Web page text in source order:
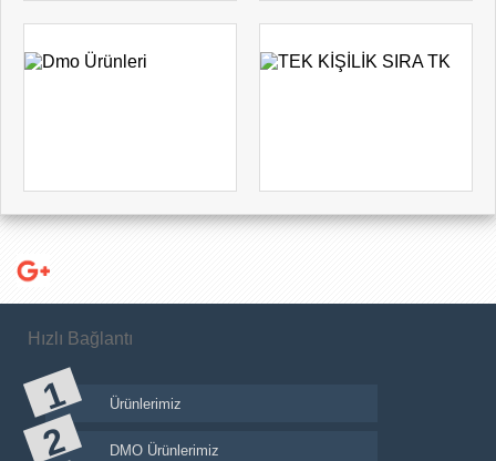
Hızlı Bağlantı
Ürünlerimiz
DMO Ürünlerimiz